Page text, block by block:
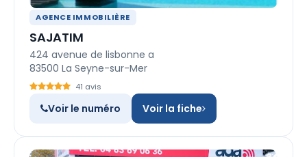
AGENCE IMMOBILIÈRE
SAJATIM
424 avenue de lisbonne a
83500 La Seyne-sur-Mer
41 avis
Voir le numéro Voir la fiche